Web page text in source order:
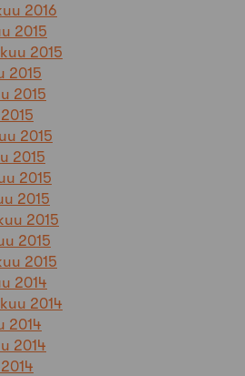
2016
2015
2015
2015
2015
2015
2015
2015
2015
2015
2015
2015
2014
2014
2014
2014